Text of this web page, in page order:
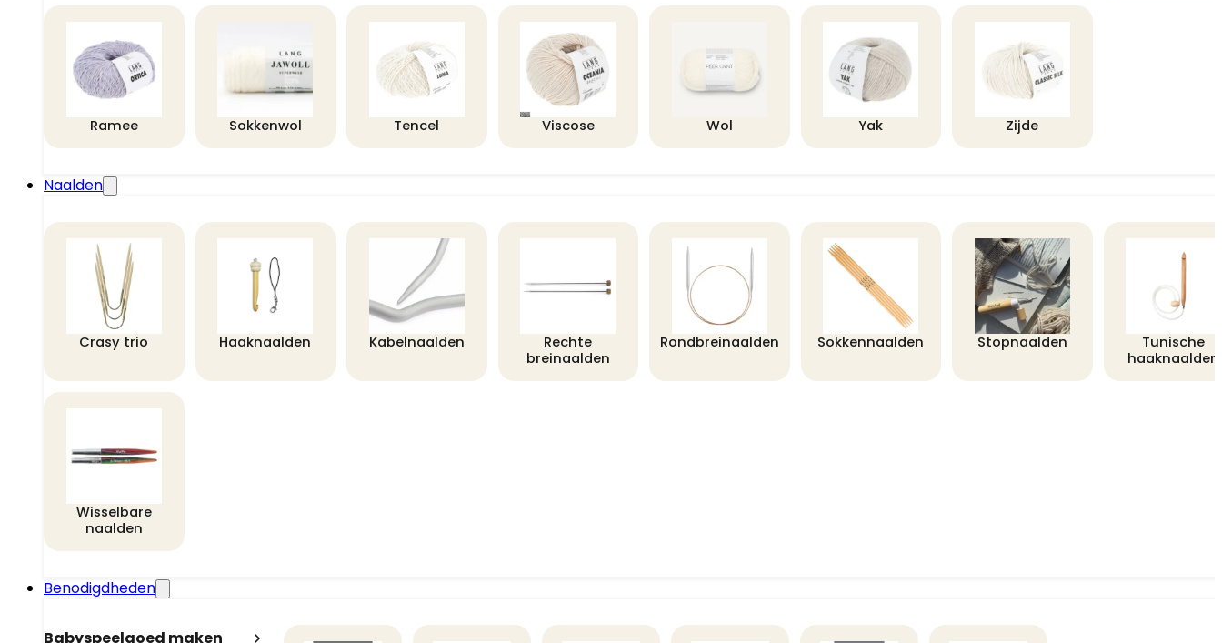
Ramee Sokkenwol Tencel Viscose Wol Yak Zijde
Naalden
Crasy trio Haaknaalden Kabelnaalden
Rechte
breinaalden
Rondbreinaalden Sokkennaalden Stopnaalden
Tunische
haaknaalden
Wisselbare
naalden
Benodigdheden
Babyspeelgoed maken